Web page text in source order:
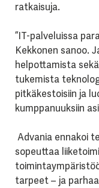
ratkaisuja.
”IT-palveluissa
Kekkonen sanoo.
helpottamista
tukemista
pitkäkestoisiin ja
kumppanuuksiin
Advania ennakoi
sopeuttaa
tarpeet – ja